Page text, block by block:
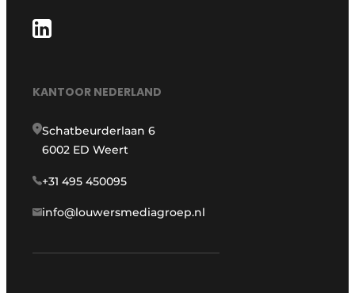
KANTOOR NEDERLAND
Schatbeurderlaan 6
6002 ED Weert
+31 495 450095
info@louwersmediagroep.nl